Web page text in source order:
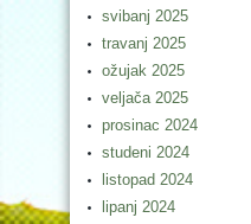
svibanj 2025
travanj 2025
ožujak 2025
veljača 2025
prosinac 2024
studeni 2024
listopad 2024
lipanj 2024